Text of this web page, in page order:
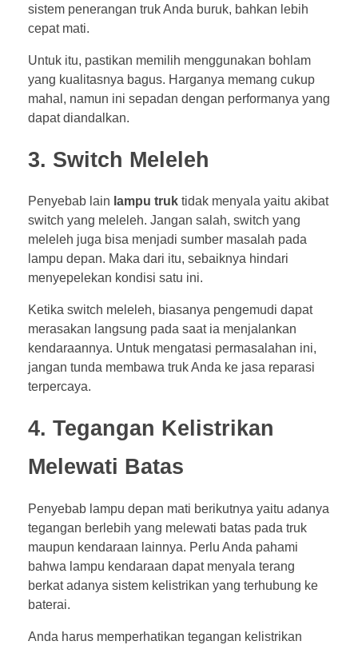
sistem penerangan truk Anda buruk, bahkan lebih
cepat mati.
Untuk itu, pastikan memilih menggunakan bohlam
yang kualitasnya bagus. Harganya memang cukup
mahal, namun ini sepadan dengan performanya yang
dapat diandalkan.
3. Switch Meleleh
Penyebab lain lampu truk tidak menyala yaitu akibat
switch yang meleleh. Jangan salah, switch yang
meleleh juga bisa menjadi sumber masalah pada
lampu depan. Maka dari itu, sebaiknya hindari
menyepelekan kondisi satu ini.
Ketika switch meleleh, biasanya pengemudi dapat
merasakan langsung pada saat ia menjalankan
kendaraannya. Untuk mengatasi permasalahan ini,
jangan tunda membawa truk Anda ke jasa reparasi
terpercaya.
4. Tegangan Kelistrikan
Melewati Batas
Penyebab lampu depan mati berikutnya yaitu adanya
tegangan berlebih yang melewati batas pada truk
maupun kendaraan lainnya. Perlu Anda pahami
bahwa lampu kendaraan dapat menyala terang
berkat adanya sistem kelistrikan yang terhubung ke
baterai.
Anda harus memperhatikan tegangan kelistrikan